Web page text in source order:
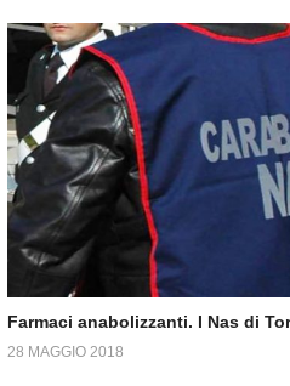
Farmaci anabolizzanti. I Nas di
28 MAGGIO 2018